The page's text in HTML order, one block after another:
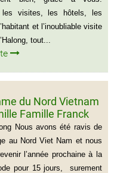
les visites, les hôtels, les
et l’inoubliable visite
tout...
du Nord Vietnam
Famille Franck
Voyage Vietnam
Nous avons été ravis de
au Nord Viet Nam et nous
l’année prochaine à la
pour 15 jours, surement